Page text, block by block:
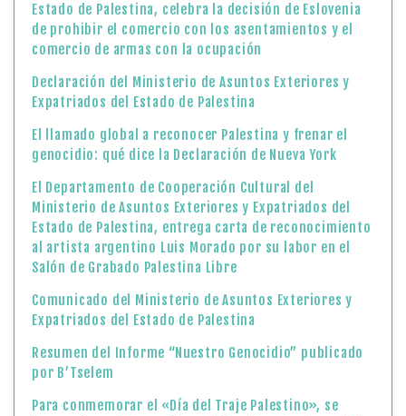
Estado de Palestina, celebra la decisión de Eslovenia
de prohibir el comercio con los asentamientos y el
comercio de armas con la ocupación
Declaración del Ministerio de Asuntos Exteriores y
Expatriados del Estado de Palestina
El llamado global a reconocer Palestina y frenar el
genocidio: qué dice la Declaración de Nueva York
El Departamento de Cooperación Cultural del
Ministerio de Asuntos Exteriores y Expatriados del
Estado de Palestina, entrega carta de reconocimiento
al artista argentino Luis Morado por su labor en el
Salón de Grabado Palestina Libre
Comunicado del Ministerio de Asuntos Exteriores y
Expatriados del Estado de Palestina
Resumen del Informe “Nuestro Genocidio” publicado
por B’Tselem
Para conmemorar el «Día del Traje Palestino», se